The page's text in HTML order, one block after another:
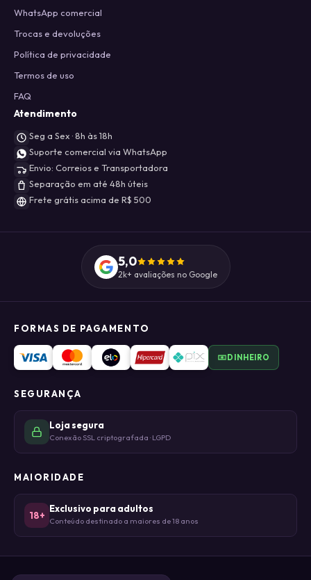
WhatsApp comercial
Trocas e devoluções
Política de privacidade
Termos de uso
FAQ
Atendimento
Seg a Sex · 8h às 18h
Suporte comercial via WhatsApp
Envio: Correios e Transportadora
Separação em até 48h úteis
Frete grátis acima de R$ 500
5,0
2k+ avaliações no Google
FORMAS DE PAGAMENTO
DINHEIRO
SEGURANÇA
Loja segura
Conexão SSL criptografada · LGPD
MAIORIDADE
18+
Exclusivo para adultos
Conteúdo destinado a maiores de 18 anos